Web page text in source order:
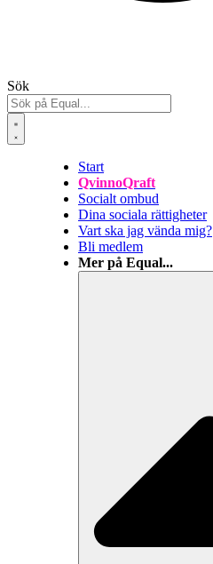
Sök
Start
QvinnoQraft
Socialt ombud
Dina sociala rättigheter
Vart ska jag vända mig?
Bli medlem
Mer på Equal...